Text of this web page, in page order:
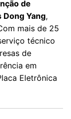
de
Yang,
mais de 25
técnico
de
em
Eletrônica